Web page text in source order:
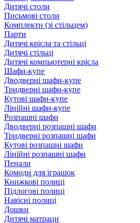
Дитячі столи
Письмові столи
Комплекти (зі стільцем)
Парти
Дитячі крісла та стільці
Дитячі стільці
Дитячі компьютерні крісла
Шафи-купе
Дводверні шафи-купе
Тридверні шафи-купе
Кутові шафи-купе
Лінійні шафи-купе
Розпашні шафи
Дводверні розпашні шафи
Тридверні розпашні шафи
Кутові розпашні шафи
Лінійні розпашні шафи
Пенали
Комоди для іграшок
Книжкові полиці
Підлогові полиці
Навісні полиці
Дошки
Дитячі матраци